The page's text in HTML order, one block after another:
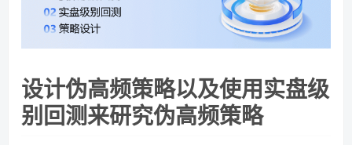
设计伪高频策略以及使用实盘级
别回测来研究伪高频策略